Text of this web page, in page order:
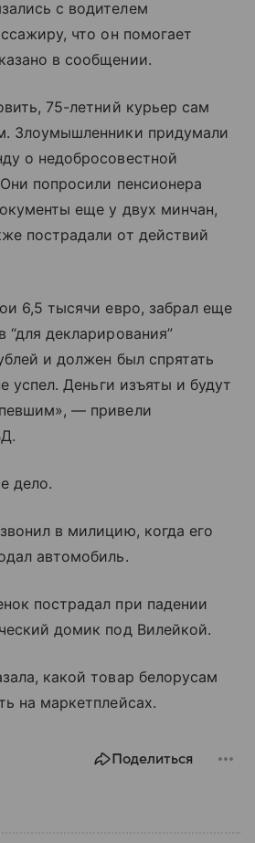
с водителем
что он помогает
в сообщении.
75-летний курьер сам
Злоумышленники придумали
о недобросовестной
попросили пенсионера
еще у двух минчан,
пострадали от действий
6,5 тысячи евро, забрал еще
“для декларирования”
и должен был спрятать
успел. Деньги изъяты и будут
— привели
дело.
в милицию, когда его
автомобиль.
пострадал при падении
домик под Вилейкой.
какой товар белорусам
на маркетплейсах.
Поделиться